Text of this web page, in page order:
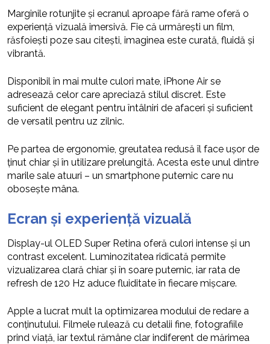
Marginile rotunjite și ecranul aproape fără rame oferă o
experiență vizuală imersivă. Fie că urmărești un film,
răsfoiești poze sau citești, imaginea este curată, fluidă și
vibrantă.
Disponibil în mai multe culori mate, iPhone Air se
adresează celor care apreciază stilul discret. Este
suficient de elegant pentru întâlniri de afaceri și suficient
de versatil pentru uz zilnic.
Pe partea de ergonomie, greutatea redusă îl face ușor de
ținut chiar și în utilizare prelungită. Acesta este unul dintre
marile sale atuuri – un smartphone puternic care nu
obosește mâna.
Ecran și experiență vizuală
Display-ul OLED Super Retina oferă culori intense și un
contrast excelent. Luminozitatea ridicată permite
vizualizarea clară chiar și în soare puternic, iar rata de
refresh de 120 Hz aduce fluiditate în fiecare mișcare.
Apple a lucrat mult la optimizarea modului de redare a
conținutului. Filmele rulează cu detalii fine, fotografiile
prind viață, iar textul rămâne clar indiferent de mărimea